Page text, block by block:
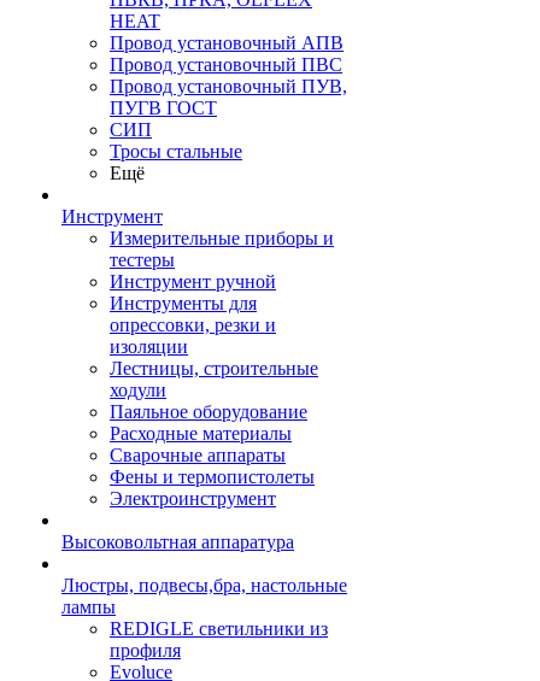
HEAT
Провод установочный АПВ
Провод установочный ПВС
Провод установочный ПУВ,
ПУГВ ГОСТ
СИП
Тросы стальные
Ещё
Инструмент
Измерительные приборы и
тестеры
Инструмент ручной
Инструменты для
опрессовки, резки и
изоляции
Лестницы, строительные
ходули
Паяльное оборудование
Расходные материалы
Сварочные аппараты
Фены и термопистолеты
Электроинструмент
Высоковольтная аппаратура
Люстры, подвесы,бра, настольные
лампы
REDIGLE светильники из
профиля
Evoluce